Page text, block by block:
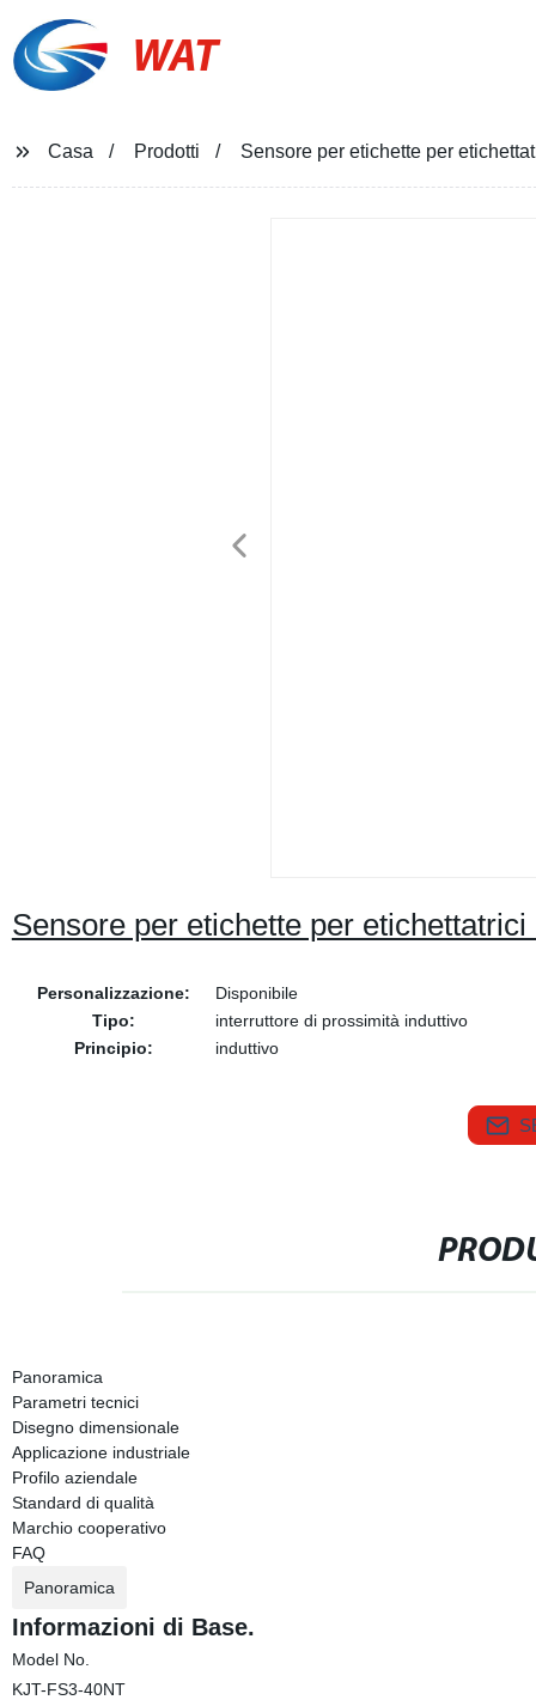
WAT
Casa Prodotti Sensore per etichette per
Sensore per etichette per
Personalizzazione:
Disponibile
Tipo:
interruttore di prossimità induttivo
Principio:
induttivo
Panoramica
Parametri tecnici
Disegno dimensionale
Applicazione industriale
Profilo aziendale
Standard di qualità
Marchio cooperativo
FAQ
Panoramica
Informazioni di Base.
Model No.
KJT-FS3-40NT